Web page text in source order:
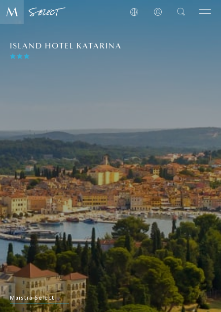
ISLAND HOTEL KATARINA
Maistra Select